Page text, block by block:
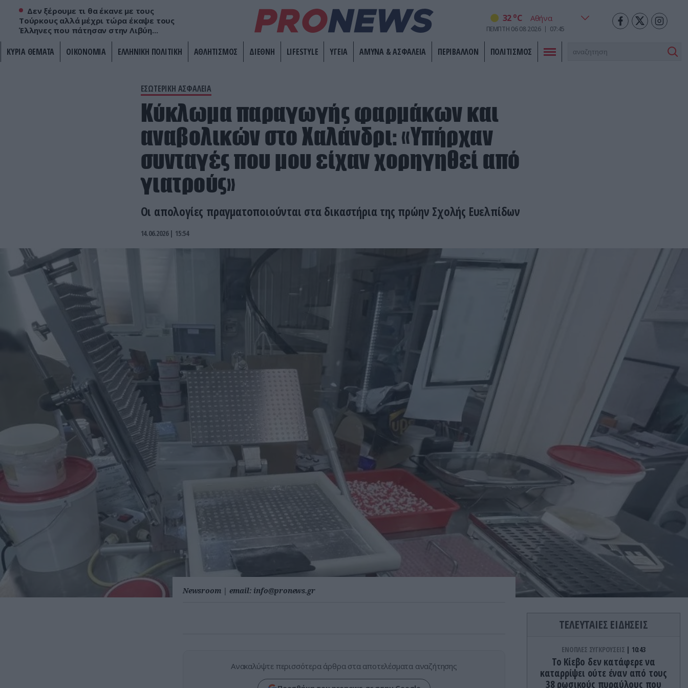
Δεν ξέρουμε τι θα έκανε με τους
Τούρκους αλλά μέχρι τώρα έκαψε τους
Έλληνες που πάτησαν στην Λιβύη...
32 oC
ΠΕΜΠΤΗ 06 08 2026 07:45
ΚΥΡΙΑ ΘΕΜΑΤΑ ΟΙΚΟΝΟΜΙΑ ΕΛΛΗΝΙΚΗ ΠΟΛΙΤΙΚΗ ΑΘΛΗΤΙΣΜΟΣ ΔΙΕΘΝΗ LIFESTYLE ΥΓΕΙΑ ΑΜΥΝΑ & ΑΣΦΑΛΕΙΑ ΠΕΡΙΒΑΛΛΟΝ ΠΟΛΙΤΙΣΜΟΣ
ΕΣΩΤΕΡΙΚΗ ΑΣΦΑΛΕΙΑ
Κύκλωμα παραγωγής φαρμάκων και
αναβολικών στο Χαλάνδρι: «Υπήρχαν
συνταγές που μου είχαν χορηγηθεί από
γιατρούς»
Οι απολογίες πραγματοποιούνται στα δικαστήρια της πρώην Σχολής Ευελπίδων
14.06.2026 | 15:54
Newsroom | email: info@pronews.gr
Ανακαλύψτε περισσότερα άρθρα στα αποτελέσματα αναζήτησης
ΤΕΛΕΥΤΑΙΕΣ ΕΙΔΗΣΕΙΣ
ΕΝΟΠΛΕΣ ΣΥΓΚΡΟΥΣΕΙΣ 10:43
Το Κίεβο δεν κατάφερε να
καταρρίψει ούτε έναν από τους
38 ρωσικούς πυραύλους που